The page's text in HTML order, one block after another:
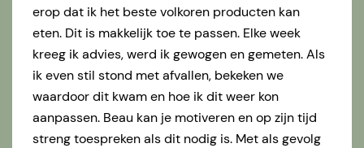
erop dat ik het beste volkoren producten kan
eten. Dit is makkelijk toe te passen. Elke week
kreeg ik advies, werd ik gewogen en gemeten. Als
ik even stil stond met afvallen, bekeken we
waardoor dit kwam en hoe ik dit weer kon
aanpassen. Beau kan je motiveren en op zijn tijd
streng toespreken als dit nodig is. Met als gevolg